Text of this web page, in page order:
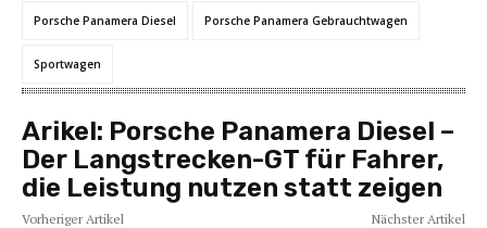
Porsche Panamera Diesel Porsche Panamera Gebrauchtwagen
Sportwagen
Arikel: Porsche Panamera Diesel –
Der Langstrecken-GT für Fahrer,
die Leistung nutzen statt zeigen
Vorheriger Artikel Nächster Artikel